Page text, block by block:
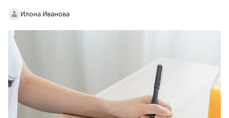
Илона Иванова